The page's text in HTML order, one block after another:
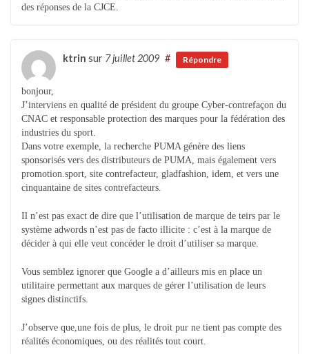
des réponses de la CJCE.
ktrin sur 7 juillet 2009 # Répondre
bonjour,
J’interviens en qualité de président du groupe Cyber-contrefaçon du
CNAC et responsable protection des marques pour la fédération des
industries du sport.
Dans votre exemple, la recherche PUMA génère des liens
sponsorisés vers des distributeurs de PUMA, mais également vers
promotion.sport, site contrefacteur, gladfashion, idem, et vers une
cinquantaine de sites contrefacteurs.
Il n’est pas exact de dire que l’utilisation de marque de teirs par le
système adwords n’est pas de facto illicite : c’est à la marque de
décider à qui elle veut concéder le droit d’utiliser sa marque.
Vous semblez ignorer que Google a d’ailleurs mis en place un
utilitaire permettant aux marques de gérer l’utilisation de leurs
signes distinctifs.
J’observe que,une fois de plus, le droit pur ne tient pas compte des
réalités économiques, ou des réalités tout court.